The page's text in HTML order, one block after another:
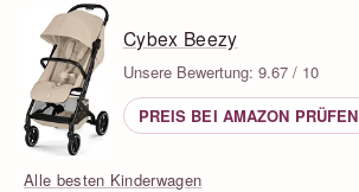
Cybex Beezy
Unsere Bewertung: 9.67 / 10
PREIS BEI AMAZON PRÜFEN
Alle besten Kinderwagen